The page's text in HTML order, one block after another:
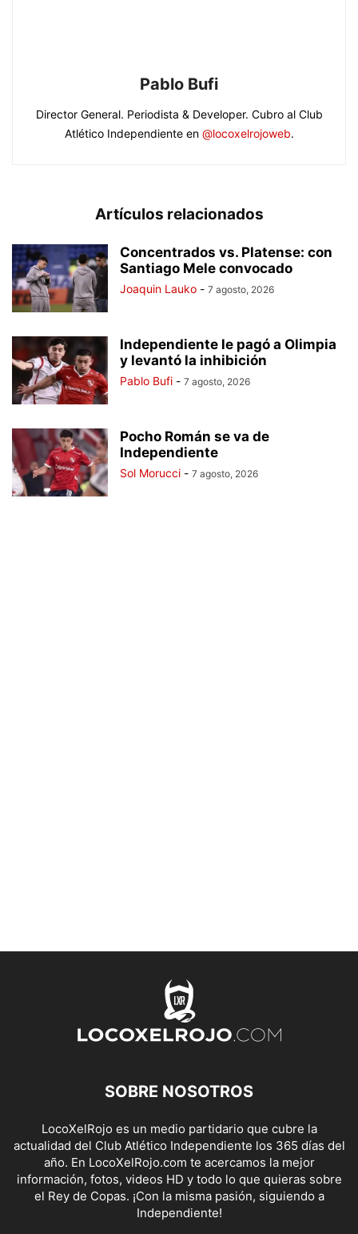
Pablo Bufi
Director General. Periodista & Developer. Cubro al Club
Atlético Independiente en @locoxelrojoweb.
Artículos relacionados
Concentrados vs. Platense: con
Santiago Mele convocado
Joaquin Lauko - 7 agosto, 2026
Independiente le pagó a Olimpia
y levantó la inhibición
Pablo Bufi - 7 agosto, 2026
Pocho Román se va de
Independiente
Sol Morucci - 7 agosto, 2026
SOBRE NOSOTROS
LocoXelRojo es un medio partidario que cubre la
actualidad del Club Atlético Independiente los 365 días del
año. En LocoXelRojo.com te acercamos la mejor
información, fotos, videos HD y todo lo que quieras sobre
el Rey de Copas. ¡Con la misma pasión, siguiendo a
Independiente!